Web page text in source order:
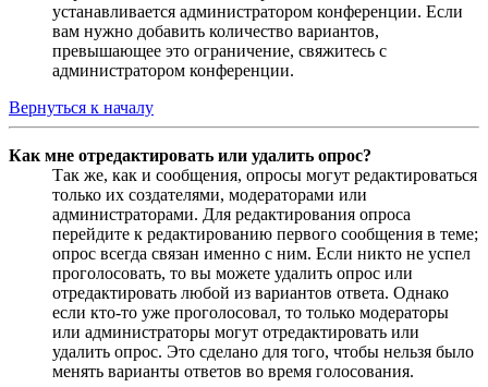
устанавливается администратором конференции. Если
вам нужно добавить количество вариантов,
превышающее это ограничение, свяжитесь с
администратором конференции.
Вернуться к началу
Как мне отредактировать или удалить опрос?
Так же, как и сообщения, опросы могут редактироваться
только их создателями, модераторами или
администраторами. Для редактирования опроса
перейдите к редактированию первого сообщения в теме;
опрос всегда связан именно с ним. Если никто не успел
проголосовать, то вы можете удалить опрос или
отредактировать любой из вариантов ответа. Однако
если кто-то уже проголосовал, то только модераторы
или администраторы могут отредактировать или
удалить опрос. Это сделано для того, чтобы нельзя было
менять варианты ответов во время голосования.